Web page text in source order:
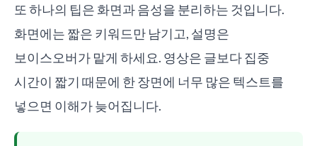
또 하나의 팁은 화면과 음성을 분리하는 것입니다.
화면에는 짧은 키워드만 남기고, 설명은
보이스오버가 맡게 하세요. 영상은 글보다 집중
시간이 짧기 때문에 한 장면에 너무 많은 텍스트를
넣으면 이해가 늦어집니다.